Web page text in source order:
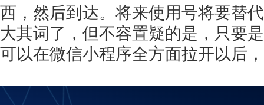
西，然后到达。将来使用号将要替
大其词了，但不容置疑的是，只要
可以在微信小程序全方面拉开以后